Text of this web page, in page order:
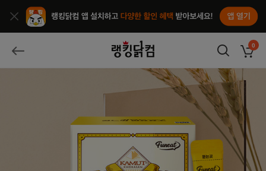
앱열기
종료
뒤로가기 랭킹닭컴 장바구
0